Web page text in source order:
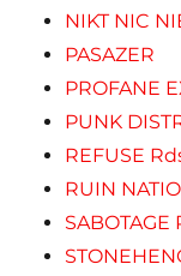
NIKT NIC
PASAZER
PROFANE
PUNK
REFUSE
RUIN
SABOTAGE